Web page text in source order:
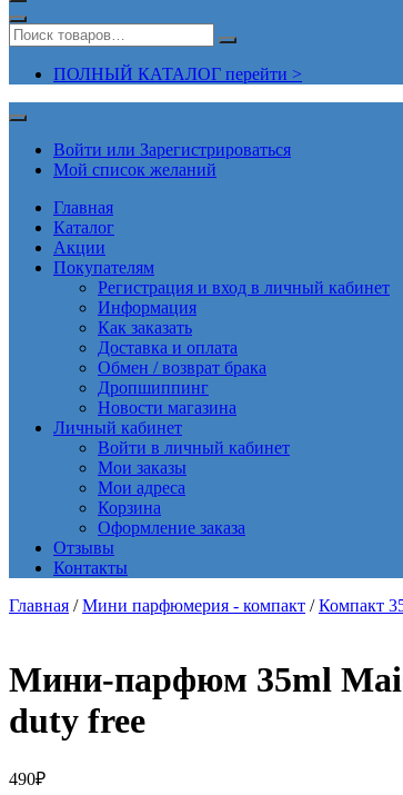
ПОЛНЫЙ КАТАЛОГ перейти >
Войти или Зарегистрироваться
Мой список желаний
Главная
Каталог
Акции
Покупателям
Регистрация и вход в личный кабинет
Информация
Как заказать
Доставка и оплата
Обмен / возврат брака
Дропшиппинг
Новости магазина
Личный кабинет
Войти в личный кабинет
Мои заказы
Мои адреса
Корзина
Оформление заказа
Отзывы
Контакты
Главная /Мини парфюмерия - компакт /Компакт
Мини-парфюм 35ml
duty free
490₽